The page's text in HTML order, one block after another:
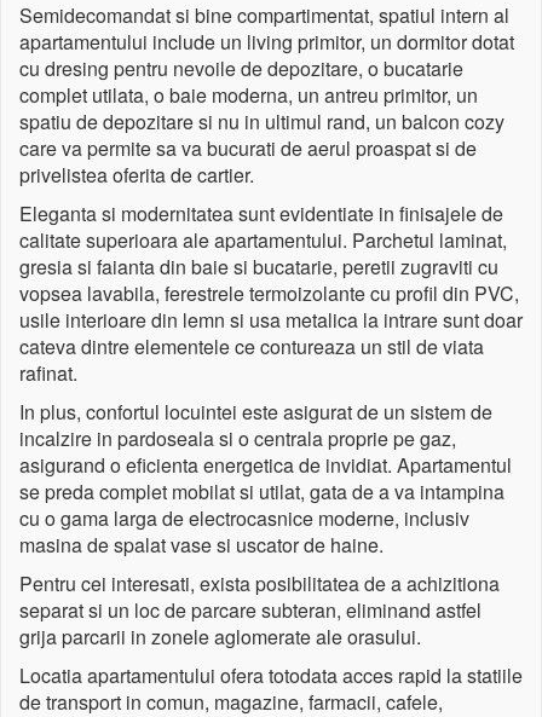
Semidecomandat si bine compartimentat, spatiul intern al
apartamentului include un living primitor, un dormitor dotat
cu dresing pentru nevoile de depozitare, o bucatarie
complet utilata, o baie moderna, un antreu primitor, un
spatiu de depozitare si nu in ultimul rand, un balcon cozy
care va permite sa va bucurati de aerul proaspat si de
privelistea oferita de cartier.
Eleganta si modernitatea sunt evidentiate in finisajele de
calitate superioara ale apartamentului. Parchetul laminat,
gresia si faianta din baie si bucatarie, peretii zugraviti cu
vopsea lavabila, ferestrele termoizolante cu profil din PVC,
usile interioare din lemn si usa metalica la intrare sunt doar
cateva dintre elementele ce contureaza un stil de viata
rafinat.
In plus, confortul locuintei este asigurat de un sistem de
incalzire in pardoseala si o centrala proprie pe gaz,
asigurand o eficienta energetica de invidiat. Apartamentul
se preda complet mobilat si utilat, gata de a va intampina
cu o gama larga de electrocasnice moderne, inclusiv
masina de spalat vase si uscator de haine.
Pentru cei interesati, exista posibilitatea de a achizitiona
separat si un loc de parcare subteran, eliminand astfel
grija parcarii in zonele aglomerate ale orasului.
Locatia apartamentului ofera totodata acces rapid la statiile
de transport in comun, magazine, farmacii, cafele,